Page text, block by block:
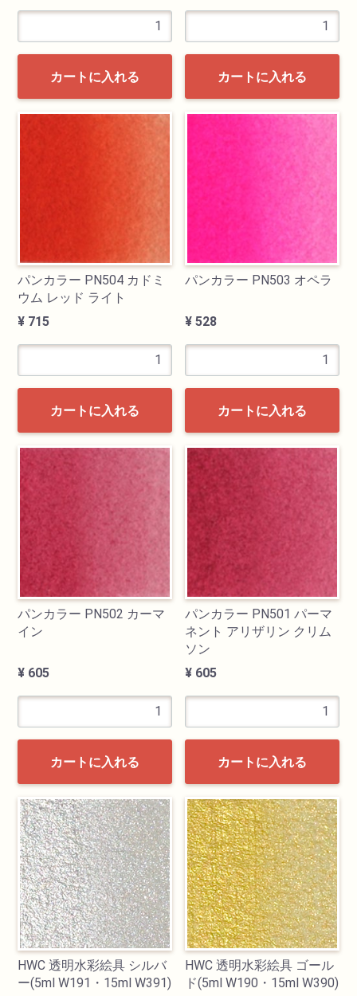
カートに入れる カートに入れる
パンカラー PN504 カドミ
ウム レッド ライト
¥ 715
カートに入れる
パンカラー PN503 オペラ
¥ 528
カートに入れる
パンカラー PN502 カーマ
イン
¥ 605
カートに入れる
パンカラー PN501 パーマ
ネント アリザリン クリム
ソン
¥ 605
カートに入れる
HWC 透明水彩絵具 シルバ
ー(5ml W191・15ml W391)
HWC 透明水彩絵具 ゴール
ド(5ml W190・15ml W390)